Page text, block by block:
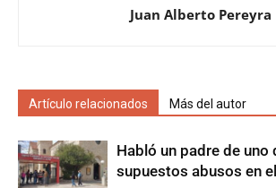
Juan Alberto Pereyra
Artículo relacionados Más del autor
Habló un padre de uno
supuestos abusos en